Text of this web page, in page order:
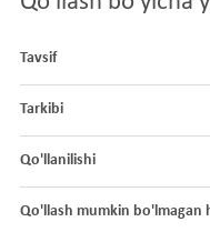
Tavsif
Tarkibi
Qo'llanilishi
Qo'llash mumkin bo'lmagan